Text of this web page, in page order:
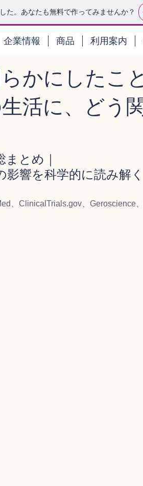
た。あなたも無料で作ってみませんか？
企業情報 商品 利用案内
らかにしたこ
活に、どう
とめ｜
影響を科学的に読み解く
、ClinicalTrials.gov、Geroscience